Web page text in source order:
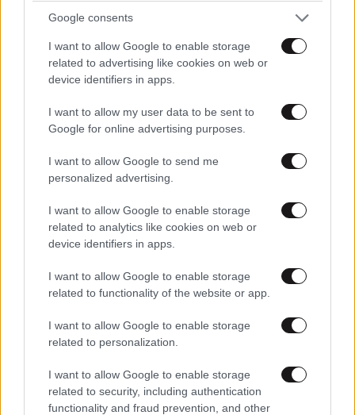
Google consents
I want to allow Google to enable storage
related to advertising like cookies on web or
device identifiers in apps.
I want to allow my user data to be sent to
Google for online advertising purposes.
I want to allow Google to send me
personalized advertising.
I want to allow Google to enable storage
related to analytics like cookies on web or
device identifiers in apps.
I want to allow Google to enable storage
related to functionality of the website or app.
I want to allow Google to enable storage
related to personalization.
I want to allow Google to enable storage
related to security, including authentication
functionality and fraud prevention, and other